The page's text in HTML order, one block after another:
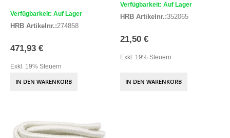
Verfügbarkeit: Auf Lager
HRB Artikelnr.:274858
471,93 €
Exkl. 19% Steuern
IN DEN WARENKORB
Verfügbarkeit: Auf Lager
HRB Artikelnr.:352065
21,50 €
Exkl. 19% Steuern
IN DEN WARENKORB